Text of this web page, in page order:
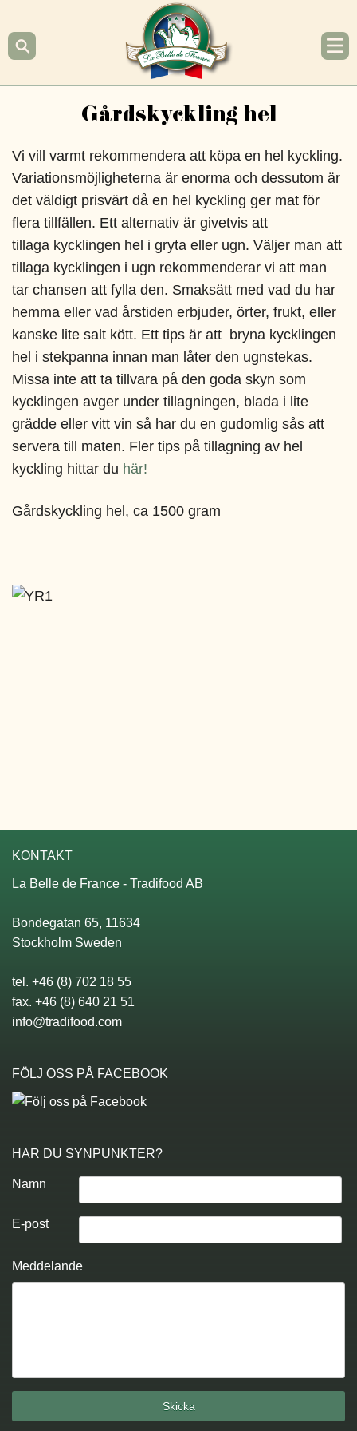
till
innehåll
France
Gårdskyckling hel
Vi vill varmt rekommendera att köpa en hel kyckling.
Variationsmöjligheterna är enorma och dessutom är
det väldigt prisvärt då en hel kyckling ger mat för
flera tillfällen. Ett alternativ är givetvis att
tillaga kycklingen hel i gryta eller ugn. Väljer man att
tillaga kycklingen i ugn rekommenderar vi att man
tar chansen att fylla den. Smaksätt med vad du har
hemma eller vad årstiden erbjuder, örter, frukt, eller
kanske lite salt kött. Ett tips är att bryna kycklingen
hel i stekpanna innan man låter den ugnstekas.
Missa inte att ta tillvara på den goda skyn som
kycklingen avger under tillagningen, blada i lite
grädde eller vitt vin så har du en gudomlig sås att
servera till maten. Fler tips på tillagning av hel
kyckling hittar du här!
Gårdskyckling hel, ca 1500 gram
KONTAKT
La Belle de France - Tradifood AB
Bondegatan 65, 11634
Stockholm Sweden
tel. +46 (8) 702 18 55
fax. +46 (8) 640 21 51
info@tradifood.com
FÖLJ OSS PÅ FACEBOOK
HAR DU SYNPUNKTER?
Namn
E-post
Meddelande